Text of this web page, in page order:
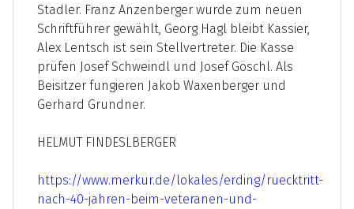
Stadler. Franz Anzenberger wurde zum neuen
Schriftführer gewählt, Georg Hagl bleibt Kassier,
Alex Lentsch ist sein Stellvertreter. Die Kasse
prüfen Josef Schweindl und Josef Göschl. Als
Beisitzer fungieren Jakob Waxenberger und
Gerhard Grundner.
HELMUT FINDESLBERGER
https://www.merkur.de/lokales/erding/ruecktritt-
nach-40-jahren-beim-veteranen-und-